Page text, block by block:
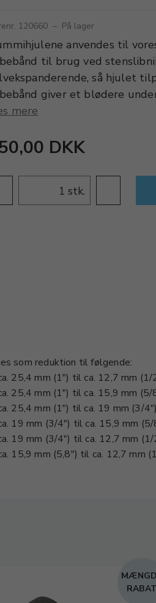
120660 – På lager
anvendes til
til brug ved
så hjulet
giver et blødere
mere
DKK
stk.
som reduktion til følgende:
25,4 mm (1") til ca. 12,7 mm (1/
25,4 mm (1") til ca. 15,9 mm (5/
25,4 mm (1") til ca. 19 mm (3/4")
19 mm (3/4") til ca. 15,9 mm (5/
19 mm (3/4") til ca. 12,7 mm (1/
15,9 mm (5,8") til ca. 12,7 mm
RABAT